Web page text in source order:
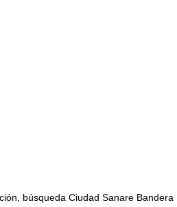
búsqueda Ciudad Sanare Bandera